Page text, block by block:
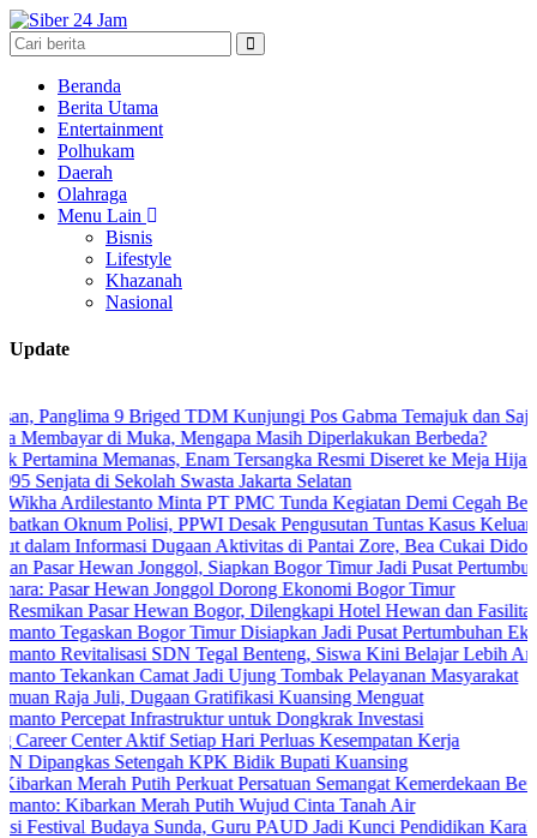
Beranda
Berita Utama
Entertainment
Polhukam
Daerah
Olahraga
Menu Lain
Bisnis
Lifestyle
Khazanah
Nasional
Update
9 Briged TDM Kunjungi Pos Gabma Temajuk dan Sajingan
di Muka, Mengapa Masih Diperlakukan Berbeda?
Memanas, Enam Tersangka Resmi Diseret ke Meja Hijau
Sekolah Swasta Jakarta Selatan
Minta PT PMC Tunda Kegiatan Demi Cegah Bentrokan di
Polisi, PPWI Desak Pengusutan Tuntas Kasus Keluarga Ambar
Dugaan Aktivitas di Pantai Zore, Bea Cukai Didorong
Jonggol, Siapkan Bogor Timur Jadi Pusat Pertumbuhan
Hewan Jonggol Dorong Ekonomi Bogor Timur
Hewan Bogor, Dilengkapi Hotel Hewan dan Fasilitas Modern
Bogor Timur Disiapkan Jadi Pusat Pertumbuhan Ekonomi Baru
SDN Tegal Benteng, Siswa Kini Belajar Lebih Aman dan
Camat Jadi Ujung Tombak Pelayanan Masyarakat
Juli, Dugaan Gratifikasi Kuansing Menguat
Infrastruktur untuk Dongkrak Investasi
Aktif Setiap Hari Perluas Kesempatan Kerja
Setengah KPK Bidik Bupati Kuansing
Putih Perkuat Persatuan Semangat Kemerdekaan Bersama
Merah Putih Wujud Cinta Tanah Air
Budaya Sunda, Guru PAUD Jadi Kunci Pendidikan Karakter